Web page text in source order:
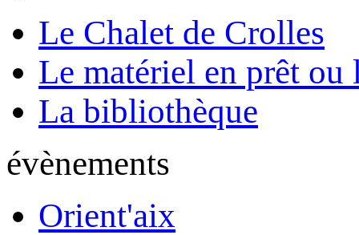
Le Chalet de Crolles
Le matériel en prêt ou
La bibliothèque
évènements
Orient'aix